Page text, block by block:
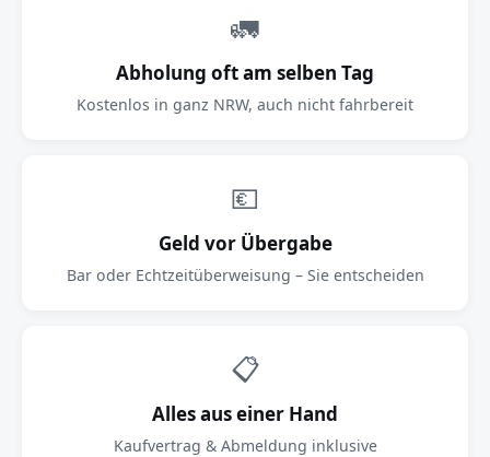
🚛
Abholung oft am selben Tag
Kostenlos in ganz NRW, auch nicht fahrbereit
💶
Geld vor Übergabe
Bar oder Echtzeitüberweisung – Sie entscheiden
📋
Alles aus einer Hand
Kaufvertrag & Abmeldung inklusive